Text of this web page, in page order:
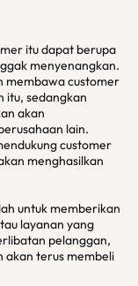
itu dapat berupa
menyenangkan.
membawa customer
itu, sedangkan
akan
lain.
customer
menghasilkan
untuk memberikan
layanan yang
pelanggan,
akan terus membeli